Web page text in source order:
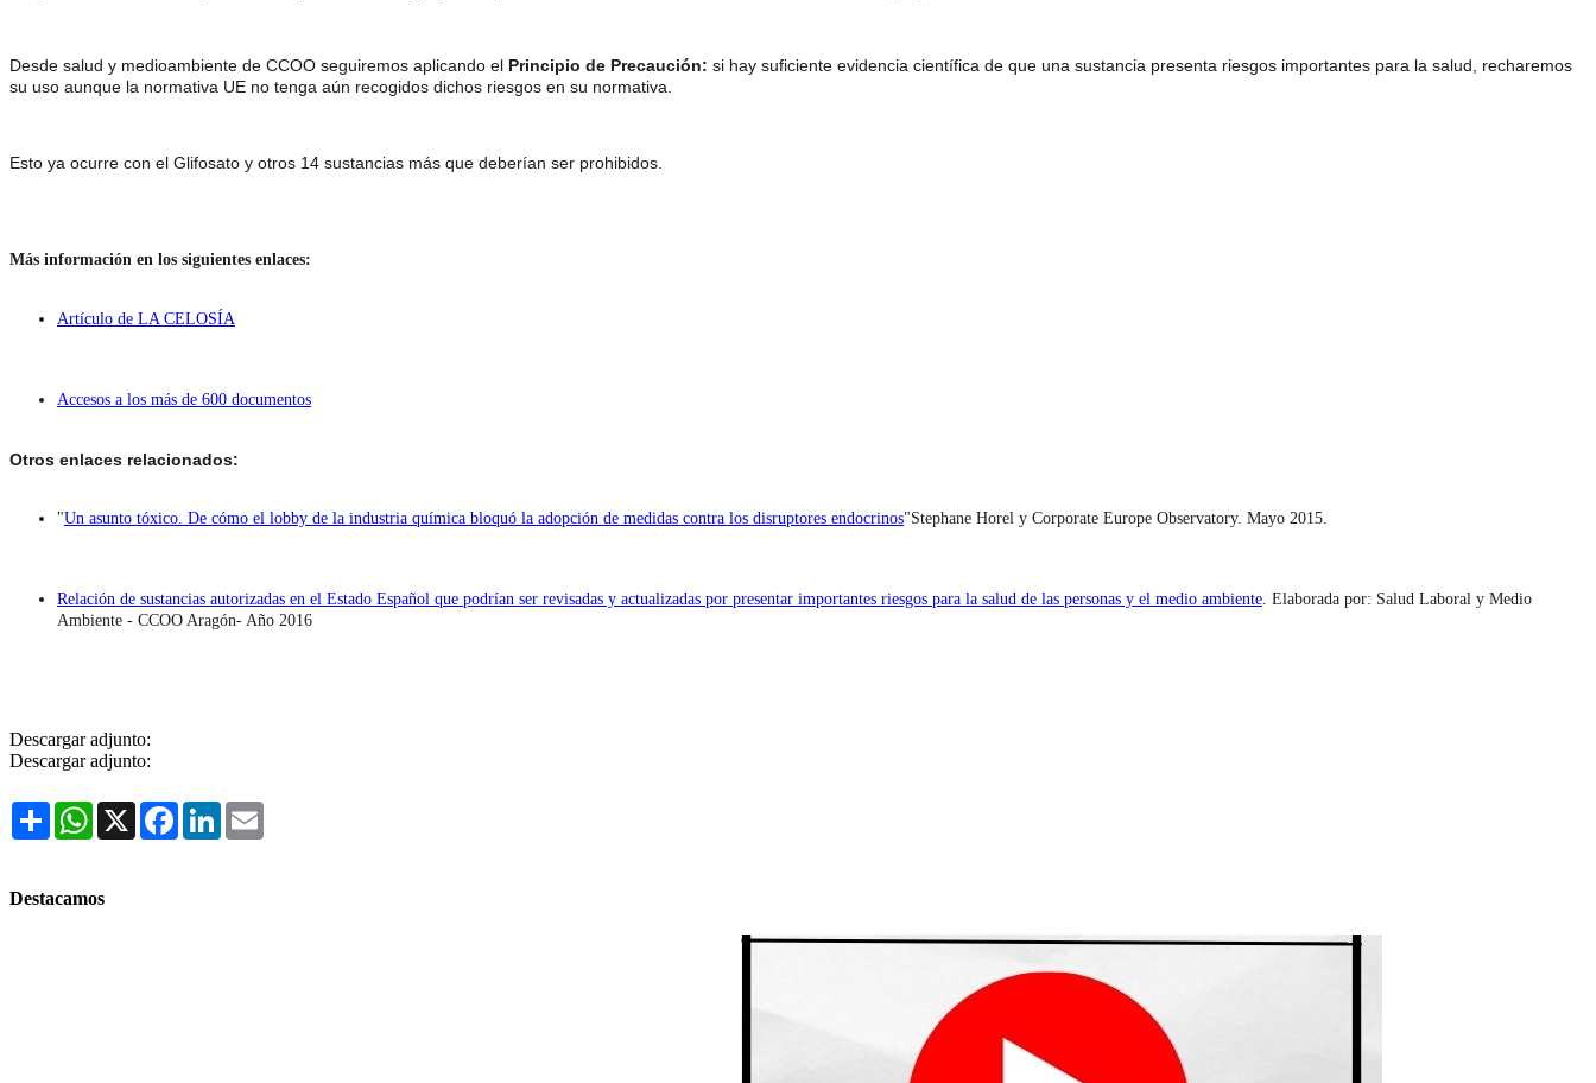
Desde salud y medioambiente de CCOO seguiremos aplicando el Principio de Precaución: si hay suficiente evidencia científica de que una sustancia presenta riesgos importantes para la salud, recharemos
su uso aunque la normativa UE no tenga aún recogidos dichos riesgos en su normativa.
Esto ya ocurre con el Glifosato y otros 14 sustancias más que deberían ser prohibidos.
Más información en los siguientes enlaces:
Artículo de LA CELOSÍA
Accesos a los más de 600 documentos
Otros enlaces relacionados:
"Un asunto tóxico. De cómo el lobby de la industria química bloquó la adopción de medidas contra los disruptores endocrinos"Stephane Horel y Corporate Europe Observatory. Mayo 2015.
Relación de sustancias autorizadas en el Estado Español que podrían ser revisadas y actualizadas por presentar importantes riesgos para la salud de las personas y el medio ambiente . Elaborada por: Salud Laboral y Medio
Ambiente - CCOO Aragón- Año 2016
Descargar adjunto:
Descargar adjunto:
Share WhatsApp
X FacebookLinkedIn
Destacamos